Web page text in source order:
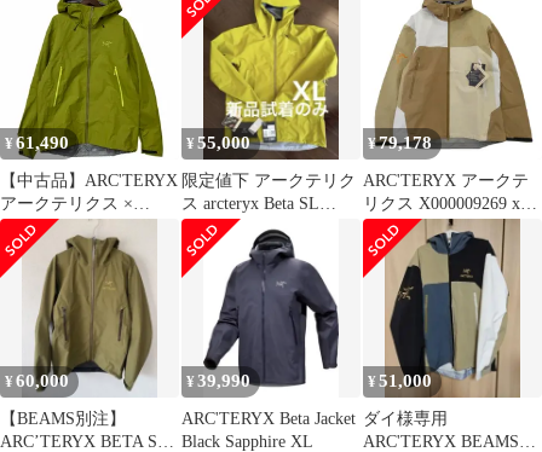
ークテリクス ビームス
ベータジャケット ボロ
GORE-TEX 定価
¥60.500-
ームス ベータ ジャケッ
ト ナゴミ ベージュ
X000009269 Size XL
¥ 61,490
【中古品】ARC'TERYX
アークテリクス ×
BEAMS ビームス
X000010553 BETA SL
JACKET ベータ SL ジ
ャケット アウター
【144-260324-kh-06-
¥55,000
限定値下 アークテリク
ス arcteryx Beta SL
BEAMS 2025
¥79,178
ARC'TERYX アークテ
リクス X000009269 x
BEAMS Beta Jacket
Nagomi x ビームス ベー
タ ジャケット ナゴミ
(和み) ベージュ系 オフ
ホワイト系 マルチカラ
ー系 XL【新古品】
【未使用】【中古】
¥60,000
【BEAMS別注】
ARC’TERYX BETA SL
¥39,990
ARC'TERYX Beta Jacket
Black Sapphire XL
¥51,000
ダイ様専用
ARC'TERYX BEAMSコ